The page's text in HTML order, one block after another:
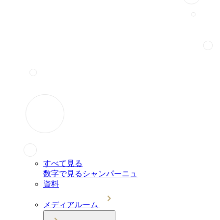
すべて見る
数字で見るシャンパーニュ
資料
メディアルーム